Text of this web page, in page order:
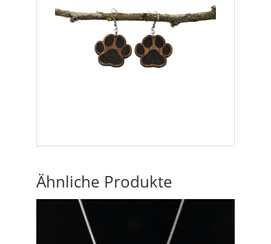
Ähnliche Produkte